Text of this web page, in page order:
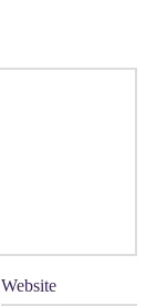
Website